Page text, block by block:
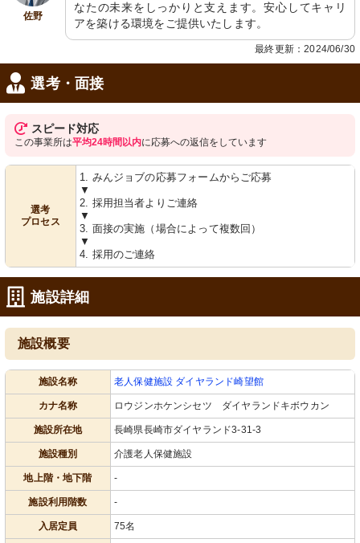
佐野
なたの未来をしっかりと支えます。安心してキャリ
アを築ける環境をご提供いたします。
最終更新：2024/06/30
選考・面接
スピード対応
この事業所は平均24時間以内に応募への返信をしています
選考
プロセス
1. みんジョブの応募フォームからご応募
▼
2. 採用担当者よりご連絡
▼
3. 面接の実施（場合によって複数回）
▼
4. 採用のご連絡
施設詳細
施設概要
施設名称 老人保健施設 ダイヤランド崎望館
カナ名称 ロウジンホケンシセツ ダイヤランドキボウカン
施設所在地 長崎県長崎市ダイヤランド3-31-3
施設種別 介護老人保健施設
地上階・地下階 -
施設利用階数 -
入居定員 75名